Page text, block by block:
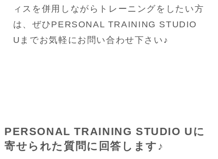
ィスを併用しながらトレーニングをしたい方
は、ぜひPERSONAL TRAINING STUDIO
Uまでお気軽にお問い合わせ下さい♪
PERSONAL TRAINING STUDIO Uに
寄せられた質問に回答します♪